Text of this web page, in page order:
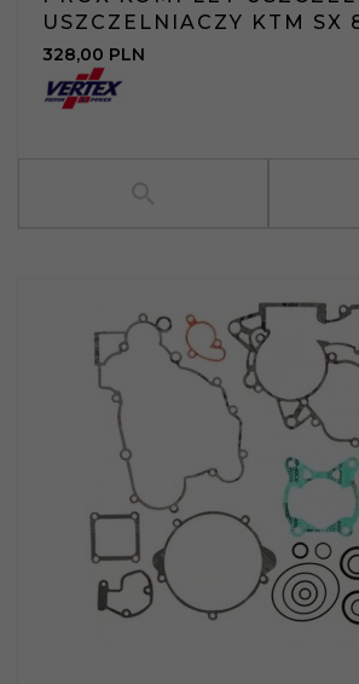
USZCZELNIACZY KTM SX
328,00 PLN